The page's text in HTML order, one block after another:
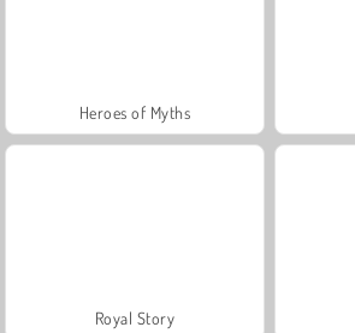
Heroes of Myths
Royal Story